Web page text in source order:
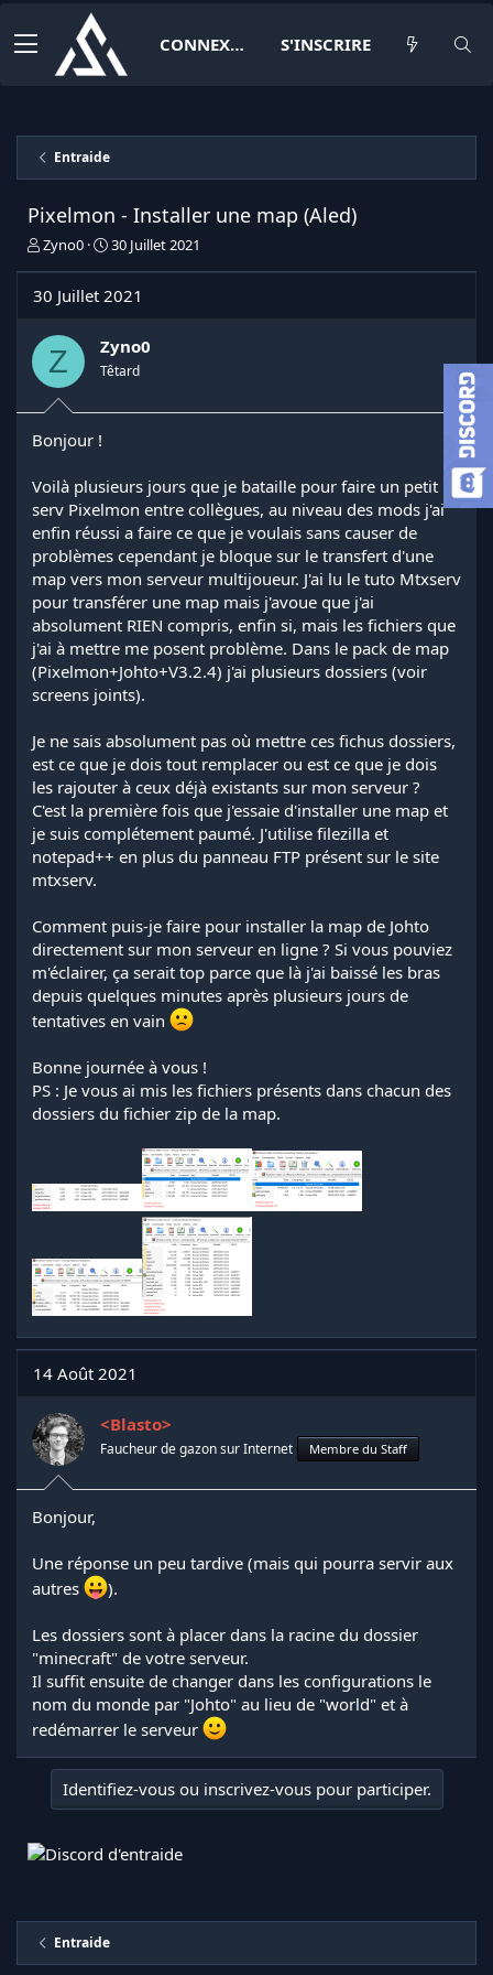
CONNEXION S'INSCRIRE
Entraide
Pixelmon - Installer une map (Aled)
I
t
a
e
u
d
l
d
i
s
c
u
s
i
o
n
Zyno0
D
e
e
d
é
30 Juillet 2021
30 Juillet 2021
Z Zyno0
Têtard
Bonjour !
Voilà plusieurs jours que je bataille pour faire un petit
serv Pixelmon entre collègues, au niveau des mods j'ai
enfin réussi a faire ce que je voulais sans causer de
problèmes cependant je bloque sur le transfert d'une
map vers mon serveur multijoueur. J'ai lu le tuto Mtxserv
pour transférer une map mais j'avoue que j'ai
absolument RIEN compris, enfin si, mais les fichiers que
j'ai à mettre me posent problème. Dans le pack de map
(Pixelmon+Johto+V3.2.4) j'ai plusieurs dossiers (voir
screens joints).
Je ne sais absolument pas où mettre ces fichus dossiers,
est ce que je dois tout remplacer ou est ce que je dois
les rajouter à ceux déjà existants sur mon serveur ?
C'est la première fois que j'essaie d'installer une map et
je suis complétement paumé. J'utilise filezilla et
notepad++ en plus du panneau FTP présent sur le site
mtxserv.
Comment puis-je faire pour installer la map de Johto
directement sur mon serveur en ligne ? Si vous pouviez
m'éclairer, ça serait top parce que là j'ai baissé les bras
depuis quelques minutes après plusieurs jours de
tentatives en vain
Bonne journée à vous !
PS : Je vous ai mis les fichiers présents dans chacun des
dossiers du fichier zip de la map.
14 Août 2021
<Blasto>
Faucheur de gazon sur Internet Membre du Staff
Bonjour,
Une réponse un peu tardive (mais qui pourra servir aux
autres
).
Les dossiers sont à placer dans la racine du dossier
"minecraft" de votre serveur.
Il suffit ensuite de changer dans les configurations le
nom du monde par "Johto" au lieu de "world" et à
redémarrer le serveur
Identifiez-vous ou inscrivez-vous pour participer.
Entraide